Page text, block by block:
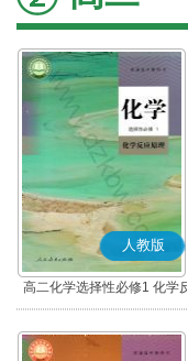
人教版
高二化学选择性必修1 化学反
应原理